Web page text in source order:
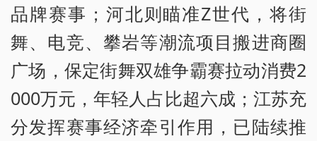
品牌赛事；河北则瞄准Z世代，将街
舞、电竞、攀岩等潮流项目搬进商圈
广场，保定街舞双雄争霸赛拉动消费2
000万元，年轻人占比超六成；江苏充
分发挥赛事经济牵引作用，已陆续推